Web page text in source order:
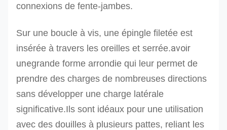
connexions de fente-jambes.
Sur une boucle à vis, une épingle filetée est
insérée à travers les oreilles et serrée.avoir
unegrande forme arrondie qui leur permet de
prendre des charges de nombreuses directions
sans développer une charge latérale
significative.Ils sont idéaux pour une utilisation
avec des douilles à plusieurs pattes, reliant les